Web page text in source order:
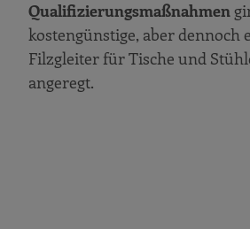
Qualifizierungsmaßnahmen
kostengünstige, aber dennoch
Filzgleiter für Tische und
angeregt.